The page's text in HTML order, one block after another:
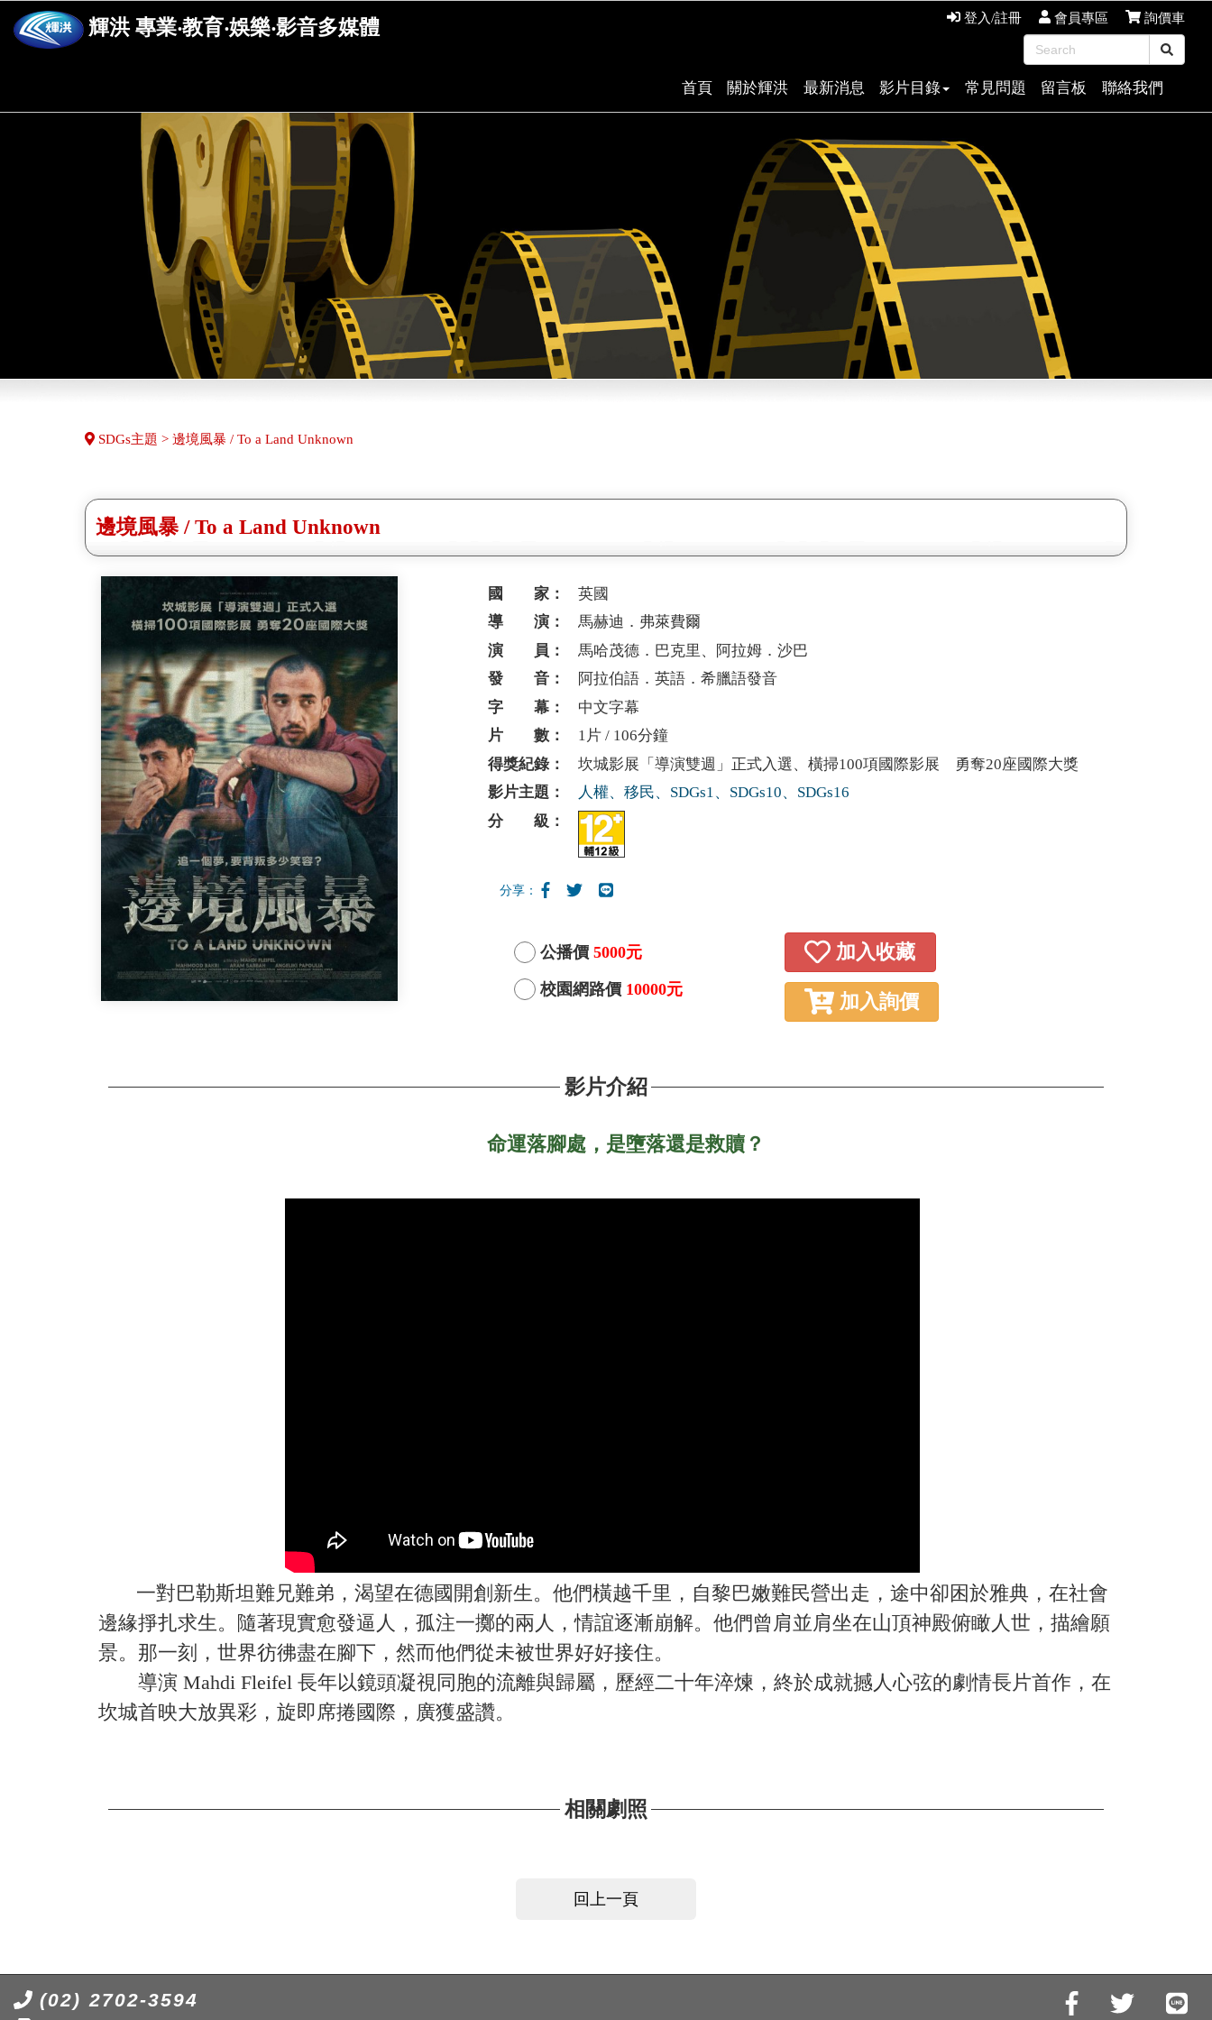
輝洪 專業‧教育‧娛樂‧影音多媒體 登入/註冊 會員專區 詢價車
首頁 關於輝洪 最新消息 影片目錄 常見問題 留言板 聯絡我們
SDGs主題 > 邊境風暴 / To a Land Unknown
邊境風暴 / To a Land Unknown
國 家：
英國
導 演：
馬赫迪．弗萊費爾
演 員：
馬哈茂德．巴克里、阿拉姆．沙巴
發 音：
阿拉伯語．英語．希臘語發音
字 幕：
中文字幕
片 數：
1片 / 106分鐘
得獎紀錄：
坎城影展「導演雙週」正式入選、橫掃100項國際影展 勇奪20座國際大獎
影片主題：
人權、移民、SDGs1、SDGs10、SDGs16
分 級：
分享：
公播價 5000元
校園網路價 10000元
加入收藏
加入詢價
影片介紹
命運落腳處，是墮落還是救贖？
一對巴勒斯坦難兄難弟，渴望在德國開創新生。他們橫越千里，自黎巴嫩難民營出走，途中卻困於雅典，在社會
邊緣掙扎求生。隨著現實愈發逼人，孤注一擲的兩人，情誼逐漸崩解。他們曾肩並肩坐在山頂神殿俯瞰人世，描繪願
景。那一刻，世界彷彿盡在腳下，然而他們從未被世界好好接住。
導演 Mahdi Fleifel 長年以鏡頭凝視同胞的流離與歸屬，歷經二十年淬煉，終於成就撼人心弦的劇情長片首作，在
坎城首映大放異彩，旋即席捲國際，廣獲盛讚。
相關劇照
回上一頁
(02) 2702-3594